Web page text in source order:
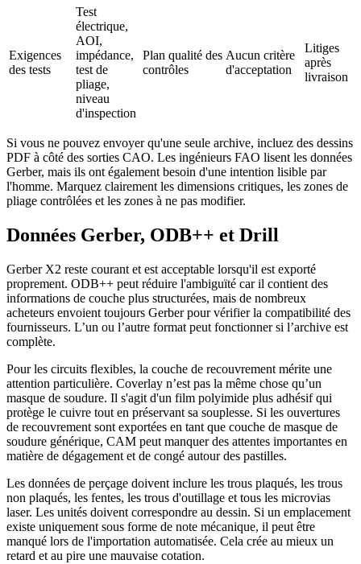
Exigences
des tests
Test
électrique,
AOI,
impédance,
test de
pliage,
niveau
d'inspection
Plan qualité des
contrôles
Aucun critère
d'acceptation
Litiges
après
livraison
Si vous ne pouvez envoyer qu'une seule archive, incluez des dessins
PDF à côté des sorties CAO. Les ingénieurs FAO lisent les données
Gerber, mais ils ont également besoin d'une intention lisible par
l'homme. Marquez clairement les dimensions critiques, les zones de
pliage contrôlées et les zones à ne pas modifier.
Données Gerber, ODB++ et Drill
Gerber X2 reste courant et est acceptable lorsqu'il est exporté
proprement. ODB++ peut réduire l'ambiguïté car il contient des
informations de couche plus structurées, mais de nombreux
acheteurs envoient toujours Gerber pour vérifier la compatibilité des
fournisseurs. L’un ou l’autre format peut fonctionner si l’archive est
complète.
Pour les circuits flexibles, la couche de recouvrement mérite une
attention particulière. Coverlay n’est pas la même chose qu’un
masque de soudure. Il s'agit d'un film polyimide plus adhésif qui
protège le cuivre tout en préservant sa souplesse. Si les ouvertures
de recouvrement sont exportées en tant que couche de masque de
soudure générique, CAM peut manquer des attentes importantes en
matière de dégagement et de congé autour des pastilles.
Les données de perçage doivent inclure les trous plaqués, les trous
non plaqués, les fentes, les trous d'outillage et tous les microvias
laser. Les unités doivent correspondre au dessin. Si un emplacement
existe uniquement sous forme de note mécanique, il peut être
manqué lors de l'importation automatisée. Cela crée au mieux un
retard et au pire une mauvaise cotation.